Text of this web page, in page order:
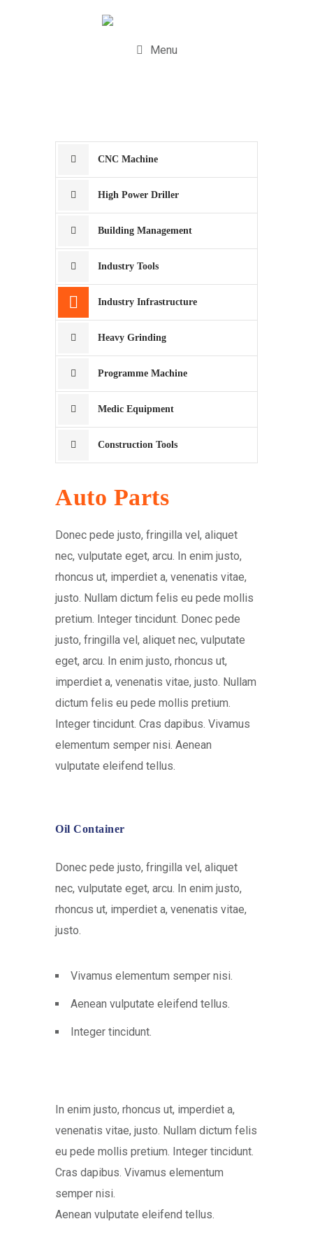
Menu
CNC Machine
High Power Driller
Building Management
Industry Tools
Industry Infrastructure
Heavy Grinding
Programme Machine
Medic Equipment
Construction Tools
Auto Parts
Donec pede justo, fringilla vel, aliquet
nec, vulputate eget, arcu. In enim justo,
rhoncus ut, imperdiet a, venenatis vitae,
justo. Nullam dictum felis eu pede mollis
pretium. Integer tincidunt. Donec pede
justo, fringilla vel, aliquet nec, vulputate
eget, arcu. In enim justo, rhoncus ut,
imperdiet a, venenatis vitae, justo. Nullam
dictum felis eu pede mollis pretium.
Integer tincidunt. Cras dapibus. Vivamus
elementum semper nisi. Aenean
vulputate eleifend tellus.
Oil Container
Donec pede justo, fringilla vel, aliquet
nec, vulputate eget, arcu. In enim justo,
rhoncus ut, imperdiet a, venenatis vitae,
justo.
Vivamus elementum semper nisi.
Aenean vulputate eleifend tellus.
Integer tincidunt.
In enim justo, rhoncus ut, imperdiet a,
venenatis vitae, justo. Nullam dictum felis
eu pede mollis pretium. Integer tincidunt.
Cras dapibus. Vivamus elementum
semper nisi.
Aenean vulputate eleifend tellus.